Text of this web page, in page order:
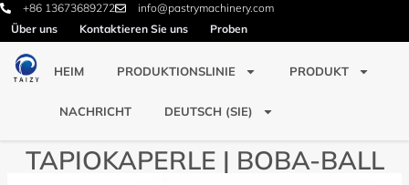
+86 13673689272
info@pastrymachinery.com
Über uns
Kontaktieren Sie uns Proben
HEIM PRODUKTIONSLINIE PRODUKT
NACHRICHT DEUTSCH (SIE)
TAPIOKAPERLE | BOBA-BALL